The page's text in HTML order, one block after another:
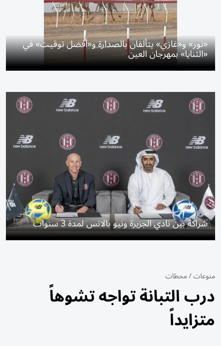
«نور» و«غازي» يتألقان بالصدارة و«أفضل توقيت» في
«الثنايا» بمهرجان العين
شراكة بين نادي الجزيرة ونيو بالانس لمدة 3 سنوات
منوعات/محطات
درب التبانة تواجه تشوهاً
متزايداً